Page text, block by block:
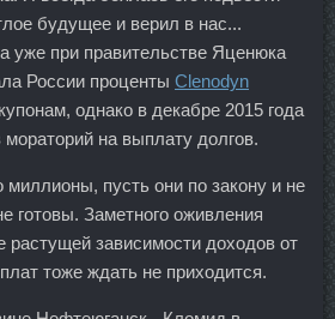
будущее и верил в нас...
уже при правительстве Яценюка
России проценты Clenodyn
однако в декабре 2015 года
на выплату долгов.
миллионы, пусть они по закону и не
готовы. Заметного оживления
растущей зависимости доходов от
тоже ждать не приходится.